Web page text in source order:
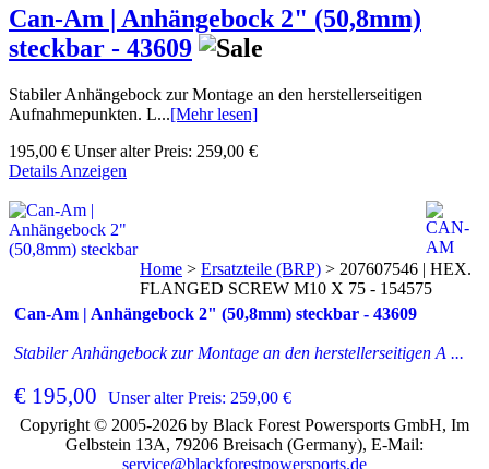
Can-Am | Anhängebock 2" (50,8mm)
steckbar - 43609
Stabiler Anhängebock zur Montage an den herstellerseitigen
Aufnahmepunkten. L...[Mehr lesen]
195,00 € Unser alter Preis: 259,00 €
Details Anzeigen
Can-Am | Anhängebock 2" (50,8mm) steckbar - 43609
Stabiler Anhängebock zur Montage an den herstellerseitigen A ...
€ 195,00 Unser alter Preis: 259,00 €
Home > Ersatzteile (BRP) > 207607546 | HEX.
FLANGED SCREW M10 X 75 - 154575
Copyright © 2005-2026 by Black Forest Powersports GmbH, Im
Gelbstein 13A, 79206 Breisach (Germany), E-Mail:
service@blackforestpowersports.de